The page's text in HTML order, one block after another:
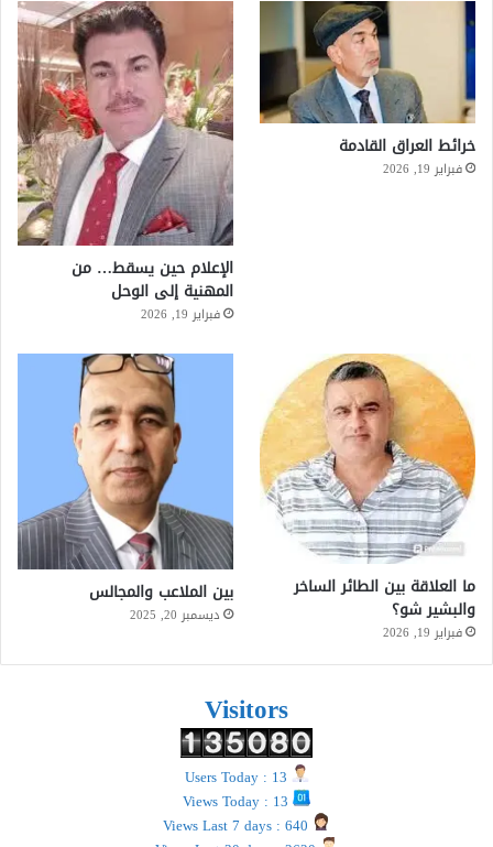
خرائط العراق القادمة
فبراير 19, 2026
الإعلام حين يسقط… من
المهنية إلى الوحل
فبراير 19, 2026
ما العلاقة بين الطائر الساخر
والبشير شو؟
فبراير 19, 2026
بين الملاعب والمجالس
ديسمبر 20, 2025
Visitors